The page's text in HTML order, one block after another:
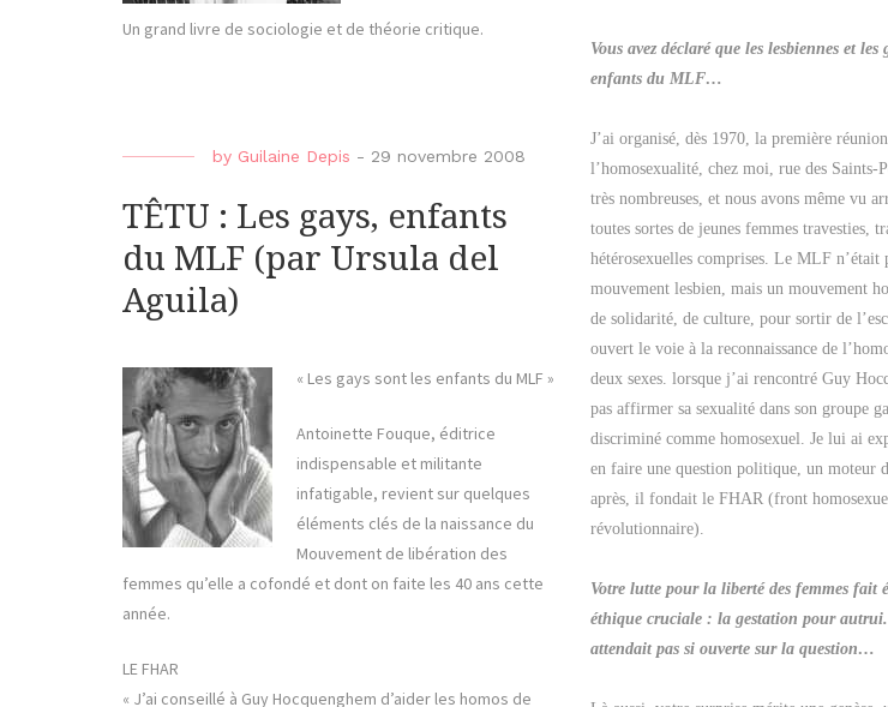
Un grand livre de sociologie et de théorie critique.
Vous avez déclaré que les lesbiennes et les
enfants du MLF…
J’ai organisé, dès 1970, la première
l’homosexualité, chez moi, rue des Saints-
très nombreuses, et nous avons même vu
toutes sortes de jeunes femmes travesties,
hétérosexuelles comprises. Le MLF n’était
mouvement lesbien, mais un mouvement
de solidarité, de culture, pour sortir de
ouvert le voie à la reconnaissance de
deux sexes. lorsque j’ai rencontré Guy
pas affirmer sa sexualité dans son groupe
discriminé comme homosexuel. Je lui ai
en faire une question politique, un moteur
après, il fondait le FHAR (front
révolutionnaire).
Votre lutte pour la liberté des femmes fait
éthique cruciale : la gestation pour
attendait pas si ouverte sur la question…
by Guilaine Depis - 29 novembre 2008
TÊTU : Les gays, enfants
du MLF (par Ursula del
Aguila)
« Les gays sont les enfants du MLF »
Antoinette Fouque, éditrice
indispensable et militante
infatigable, revient sur quelques
éléments clés de la naissance du
Mouvement de libération des
femmes qu’elle a cofondé et dont on faite les 40 ans cette
année.
LE FHAR
« J’ai conseillé à Guy Hocquenghem d’aider les homos de